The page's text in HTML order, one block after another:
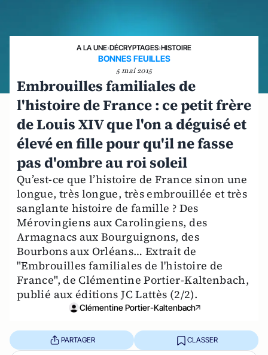
A LA UNE›DÉCRYPTAGES›HISTOIRE
BONNES FEUILLES
5 mai 2015
Embrouilles familiales de
l'histoire de France : ce petit frère
de Louis XIV que l'on a déguisé et
élevé en fille pour qu'il ne fasse
pas d'ombre au roi soleil
Qu’est-ce que l’histoire de France sinon une
longue, très longue, très embrouillée et très
sanglante histoire de famille ? Des
Mérovingiens aux Carolingiens, des
Armagnacs aux Bourguignons, des
Bourbons aux Orléans… Extrait de
"Embrouilles familiales de l'histoire de
France", de Clémentine Portier-Kaltenbach,
publié aux éditions JC Lattès (2/2).
Clémentine Portier-Kaltenbach
PARTAGER CLASSER